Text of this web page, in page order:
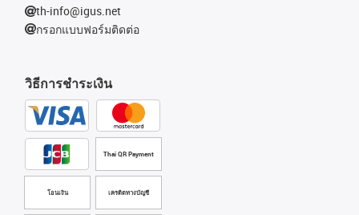
วิธีการชำระเงิน
Thai QR Payment
โอนเงิน เครดิตทางบัญชี
th-info@igus.net
กรอกแบบฟอร์มติดต่อ